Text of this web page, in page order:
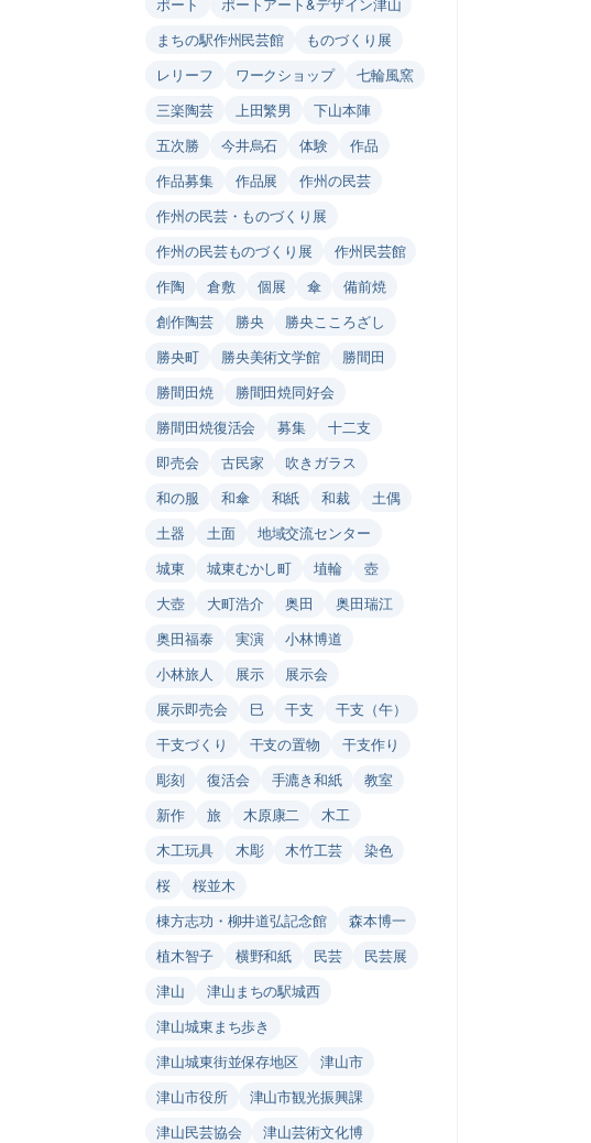
まちの駅作州民芸館
ものづくり展
レリーフ
ワークショップ
七輪風窯
三楽陶芸
上田繁男
下山本陣
五次勝
今井烏石 体験
作品
作品募集
作品展
作州の民芸
作州の民芸・ものづくり展
作州の民芸ものづくり展
作州民芸館
作陶
倉敷 個展 傘
備前焼
創作陶芸
勝央
勝央こころざし
勝央町
勝央美術文学館
勝間田
勝間田焼
勝間田焼同好会
勝間田焼復活会
募集
十二支
即売会
古民家
吹きガラス
和の服
和傘 和紙 和裁
土偶
土器
土面
地域交流センター
城東
城東むかし町 埴輪
壺
大壺
大町浩介 奥田
奥田瑞江
奥田福泰
実演
小林博道
小林旅人
展示
展示会
展示即売会
巳 干支
干支（午）
干支づくり
干支の置物
干支作り
彫刻
復活会 手漉き和紙
教室
新作
旅 木原康二
木工
木工玩具
木彫 木竹工芸
染色
桜
桜並木
棟方志功・柳井道弘記念館
森本博一
植木智子
横野和紙 民芸
民芸展
津山
津山まちの駅城西
津山城東まち歩き
津山城東街並保存地区
津山市
津山市役所
津山市観光振興課
津山民芸協会
津山芸術文化博